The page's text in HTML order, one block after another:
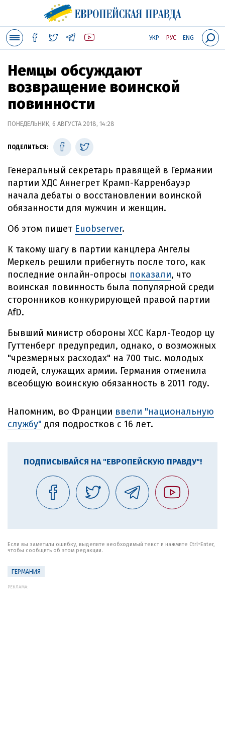
УКР РУС ENG
Немцы обсуждают
возвращение воинской
повинности
ПОНЕДЕЛЬНИК, 6 АВГУСТА 2018, 14:28
ПОДЕЛИТЬСЯ:
Генеральный секретарь правящей в Германии
партии ХДС Аннегрет Крамп-Карренбауэр
начала дебаты о восстановлении воинской
обязанности для мужчин и женщин.
Об этом пишет Euobserver.
К такому шагу в партии канцлера Ангелы
Меркель решили прибегнуть после того, как
последние онлайн-опросы показали, что
воинская повинность была популярной среди
сторонников конкурирующей правой партии
AfD.
Бывший министр обороны ХСС Карл-Теодор цу
Гуттенберг предупредил, однако, о возможных
"чрезмерных расходах" на 700 тыс. молодых
людей, служащих армии. Германия отменила
всеобщую воинскую обязанность в 2011 году.
Напомним, во Франции ввели "национальную
службу" для подростков с 16 лет.
ПОДПИСЫВАЙСЯ НА "ЕВРОПЕЙСКУЮ ПРАВДУ"!
Если вы заметили ошибку, выделите необходимый текст и нажмите Ctrl+Enter,
чтобы сообщить об этом редакции.
ГЕРМАНИЯ
РЕКЛАМА: